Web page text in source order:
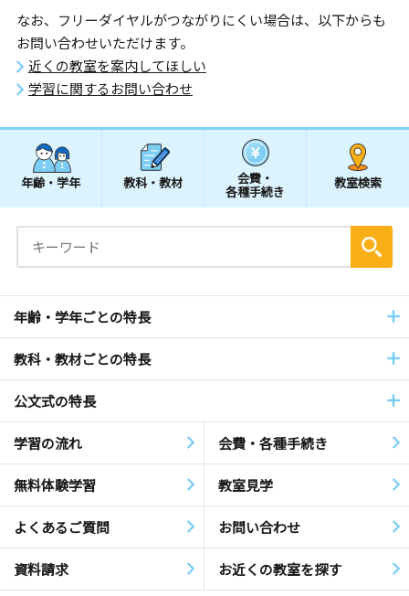
なお、フリーダイヤルがつながりにくい場合は、以下からも
お問い合わせいただけます。
近くの教室を案内してほしい
学習に関するお問い合わせ
年齢・学年 教科・教材 会費・
各種手続き
教室検索
年齢・学年ごとの特長
教科・教材ごとの特長
公文式の特長
学習の流れ 会費・各種手続き
無料体験学習 教室見学
よくあるご質問 お問い合わせ
資料請求 お近くの教室を探す